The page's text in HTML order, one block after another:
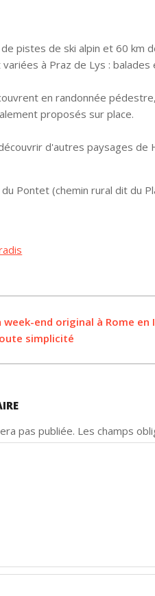
pistes de ski alpin et 60 km
à Praz de Lys :
en randonnée
proposés sur place.
d'autres paysages
Pontet (chemin rural dit du
week-end original à Rome en
simplicité
pas publiée. Les champs